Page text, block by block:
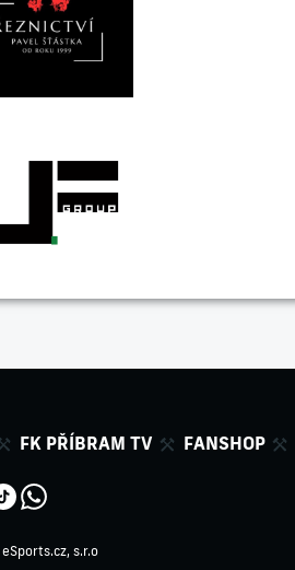
FK PŘÍBRAM TV FANSHOP
eSports.cz, s.r.o